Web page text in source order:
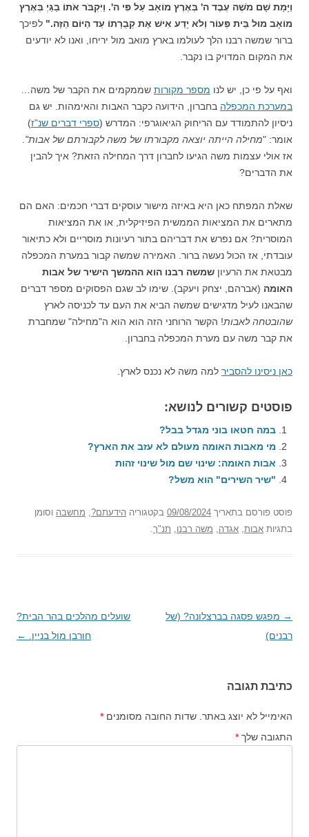
וַיָּמָת שָׁם מֹשֶׁה עֶבֶד ה' בְּאֶרֶץ מוֹאָב עַל פִּי ה'. וַיִּקְבֹּר אֹתוֹ בַגַּיְ בְּאֶרֶץ
מוֹאָב מוּל בֵּית פְּעוֹר וְלֹא יָדַע אִישׁ אֶת קְבֻרָתוֹ עַד הַיּוֹם הַזֶּה." לפיכך
ברור שמשה רבנו הלך לעולמו בארץ מואב מול יריחו, ואנו לא יודעים
את המקום המדויק בו נקבר.
ואף על פי כן, יש לנו מספר מקורות שממקמים את הקבר של משה…
במערכת המכפלה בחברון, הידועה כקבר האבות והאימהות. יש גם
ניסיון להתמודד עם הריחוק הגיאוגרפי: המדרש (ספרי דברים שנ"ז)
אומר: "מחילה הייתה יוצאה מקבורתו של משה לקבורתם של אבות"
אז אולי עצמות משה הגיעו לחברון דרך המחילה הזאת? איך להבין
את הדברים?
שאלת המפתח כאן היא באיזה מישור עוסקים דברי חכמים: האם הם
מתארים את המציאות הממשית הפיזיקלית, או את המציאות
המוסרית? אם נפרש את דבריהם בתור רעיונות מוסריים ולא כתיאור
עובדתי, אז הכול נעשה ברור. האמירה שמשה קבור במערת המכפלה
מבטאת את הרעיון שמשה רבנו הוא ההמשך הישיר של אבות
האומה (אברהם, יצחק ויעקב). שימו לב שגם הפסוקים מספר דברים
שהבאנו לעיל מדגישים שמשה הביא את העם עד לכניסה לארץ
שהובטחה לאבות! הקשר הרוחני הזה הוא הוא ה"מחילה" שמחברת
את קבר משה עם מערת המכפלה בחברון.
כאן ניסינו להסביר למה משה לא נכנס לארץ.
פוסטים קשורים לנושא:
במה חטאו בוני מגדל בבל?
מי מאבות האומה מעולם לא עזב את הארץ?
אבות האומה: שינוי שם מול שינוי זהות
"שיר השירים" הוא משל?
פוסט פורסם בתאריך 09/08/2024 בקטגוריה הידעתם? מחשבה וסומן
בתגיות אבות אגדה משה רבנו תנ"ך
ניווט
בפוסטים
→ מפגש פסגה בברצלונה? (של
רבנים)
שועלים מהלכים בהר הבית?
חורבן מול בניין.
←
כתיבת תגובה
האימייל לא יוצג באתר. שדות החובה מסומנים *
התגובה שלך *